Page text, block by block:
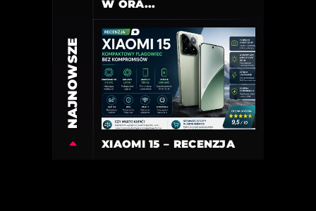
NAJNOWSZE
W ORA...
XIAOMI 15 – RECENZJA